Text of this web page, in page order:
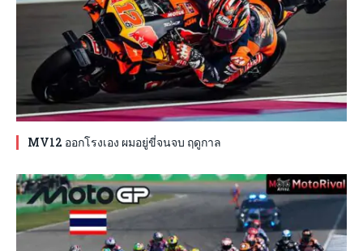
MV12 ออกโรงเอง ผมอยู่ขี่จนจบ ฤดูกาล